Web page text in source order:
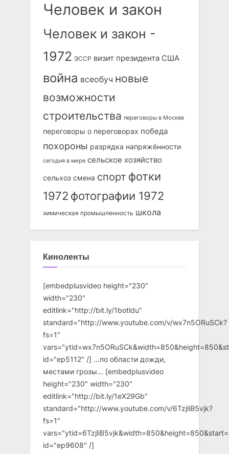
Человек и закон
Человек и закон -
1972 ЭССР визит президента США
война всеобуч новые
возможности
строительства переговоры в Москве
переговоры о переговорах победа
похороны разрядка напряжённости
сегодня в мире сельское хозяйство
сельхоз смена спорт фотки
1972 фотографии 1972
химическая промышленность школа
Киноленты
[embedplusvideo height="230"
width="230"
editlink="http://bit.ly/1botldu"
standard="http://www.youtube.com/v/wx7n5ORuSCk?
fs=1"
id="ep5112" /] ...по области дожди,
местами грозы... [embedplusvideo
height="230" width="230"
editlink="http://bit.ly/1eX29Gb"
standard="http://www.youtube.com/v/6TzjliB5vjk?
fs=1"
id="ep9608" /]